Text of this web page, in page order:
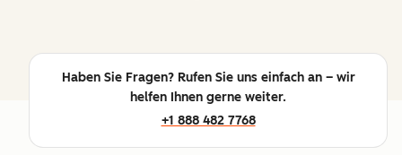
Haben Sie Fragen? Rufen Sie uns einfach an – wir
helfen Ihnen gerne weiter.
+1 888 482 7768